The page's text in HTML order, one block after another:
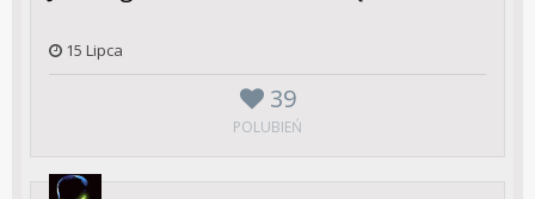
39
POLUBIEŃ
15 Lipca